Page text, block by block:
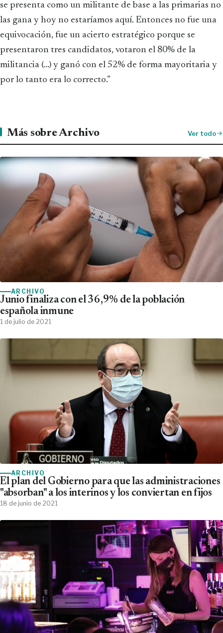
se presenta como un militante de base a las primarias no
las gana y hoy no estaríamos aquí. Entonces no fue una
equivocación, fue un acierto estratégico porque se
presentaron tres candidatos, votaron el 80% de la
militancia (...) y ganó con el 52% de forma mayoritaria y
por lo tanto era lo correcto.”
Más sobre Archivo Ver todo
ARCHIVO
Junio finaliza con el 36,9% de la población
española inmune
1 de julio de 2021
ARCHIVO
El plan del Gobierno para que las administraciones
"absorban" a los interinos y los conviertan en fijos
18 de junio de 2021